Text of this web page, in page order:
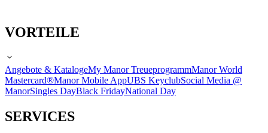
VORTEILE
Angebote & KatalogeMy Manor TreueprogrammManor World
Mastercard®Manor Mobile AppUBS KeyclubSocial Media @
ManorSingles DayBlack FridayNational Day
SERVICES